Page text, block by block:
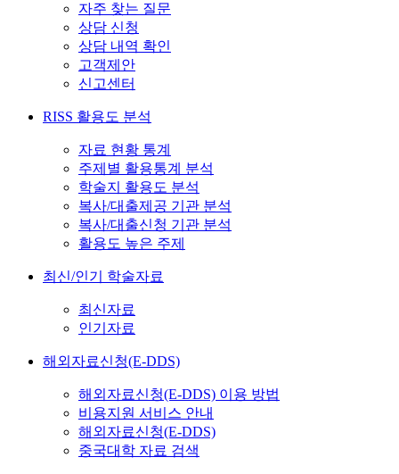
자주 찾는 질문
상담 신청
상담 내역 확인
고객제안
신고센터
RISS 활용도 분석
자료 현황 통계
주제별 활용통계 분석
학술지 활용도 분석
복사/대출제공 기관 분석
복사/대출신청 기관 분석
활용도 높은 주제
최신/인기 학술자료
최신자료
인기자료
해외자료신청(E-DDS)
해외자료신청(E-DDS) 이용 방법
비용지원 서비스 안내
해외자료신청(E-DDS)
중국대학 자료 검색